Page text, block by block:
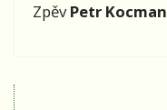
ZpěvPetr Kocman